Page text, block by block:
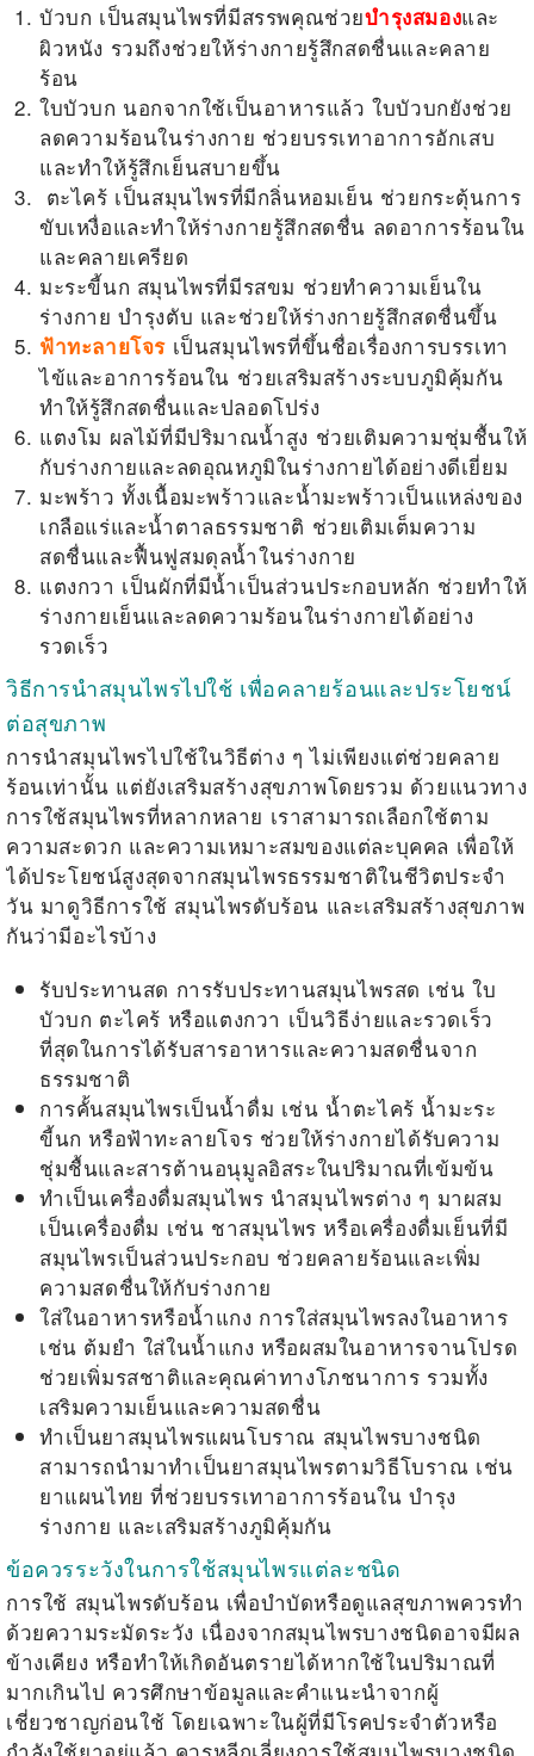
บัวบก เป็นสมุนไพรที่มีสรรพคุณช่วยบำรุงสมองและ
ผิวหนัง รวมถึงช่วยให้ร่างกายรู้สึกสดชื่นและคลาย
ร้อน
ใบบัวบก นอกจากใช้เป็นอาหารแล้ว ใบบัวบกยังช่วย
ลดความร้อนในร่างกาย ช่วยบรรเทาอาการอักเสบ
และทำให้รู้สึกเย็นสบายขึ้น
ตะไคร้ เป็นสมุนไพรที่มีกลิ่นหอมเย็น ช่วยกระตุ้นการ
ขับเหงื่อและทำให้ร่างกายรู้สึกสดชื่น ลดอาการร้อนใน
และคลายเครียด
มะระขี้นก สมุนไพรที่มีรสขม ช่วยทำความเย็นใน
ร่างกาย บำรุงตับ และช่วยให้ร่างกายรู้สึกสดชื่นขึ้น
ฟ้าทะลายโจร เป็นสมุนไพรที่ขึ้นชื่อเรื่องการบรรเทา
ไข้และอาการร้อนใน ช่วยเสริมสร้างระบบภูมิคุ้มกัน
ทำให้รู้สึกสดชื่นและปลอดโปร่ง
แตงโม ผลไม้ที่มีปริมาณน้ำสูง ช่วยเติมความชุ่มชื้นให้
กับร่างกายและลดอุณหภูมิในร่างกายได้อย่างดีเยี่ยม
มะพร้าว ทั้งเนื้อมะพร้าวและน้ำมะพร้าวเป็นแหล่งของ
เกลือแร่และน้ำตาลธรรมชาติ ช่วยเติมเต็มความ
สดชื่นและฟื้นฟูสมดุลน้ำในร่างกาย
แตงกวา เป็นผักที่มีน้ำเป็นส่วนประกอบหลัก ช่วยทำให้
ร่างกายเย็นและลดความร้อนในร่างกายได้อย่าง
รวดเร็ว
วิธีการนำสมุนไพรไปใช้ เพื่อคลายร้อนและประโยชน์
ต่อสุขภาพ
การนำสมุนไพรไปใช้ในวิธีต่าง ๆ ไม่เพียงแต่ช่วยคลาย
ร้อนเท่านั้น แต่ยังเสริมสร้างสุขภาพโดยรวม ด้วยแนวทาง
การใช้สมุนไพรที่หลากหลาย เราสามารถเลือกใช้ตาม
ความสะดวก และความเหมาะสมของแต่ละบุคคล เพื่อให้
ได้ประโยชน์สูงสุดจากสมุนไพรธรรมชาติในชีวิตประจำ
วัน มาดูวิธีการใช้ สมุนไพรดับร้อน และเสริมสร้างสุขภาพ
กันว่ามีอะไรบ้าง
รับประทานสด การรับประทานสมุนไพรสด เช่น ใบ
บัวบก ตะไคร้ หรือแตงกวา เป็นวิธีง่ายและรวดเร็ว
ที่สุดในการได้รับสารอาหารและความสดชื่นจาก
ธรรมชาติ
การคั้นสมุนไพรเป็นน้ำดื่ม เช่น น้ำตะไคร้ น้ำมะระ
ขี้นก หรือฟ้าทะลายโจร ช่วยให้ร่างกายได้รับความ
ชุ่มชื้นและสารต้านอนุมูลอิสระในปริมาณที่เข้มข้น
ทำเป็นเครื่องดื่มสมุนไพร นำสมุนไพรต่าง ๆ มาผสม
เป็นเครื่องดื่ม เช่น ชาสมุนไพร หรือเครื่องดื่มเย็นที่มี
สมุนไพรเป็นส่วนประกอบ ช่วยคลายร้อนและเพิ่ม
ความสดชื่นให้กับร่างกาย
ใส่ในอาหารหรือน้ำแกง การใส่สมุนไพรลงในอาหาร
เช่น ต้มยำ ใส่ในน้ำแกง หรือผสมในอาหารจานโปรด
ช่วยเพิ่มรสชาติและคุณค่าทางโภชนาการ รวมทั้ง
เสริมความเย็นและความสดชื่น
ทำเป็นยาสมุนไพรแผนโบราณ สมุนไพรบางชนิด
สามารถนำมาทำเป็นยาสมุนไพรตามวิธีโบราณ เช่น
ยาแผนไทย ที่ช่วยบรรเทาอาการร้อนใน บำรุง
ร่างกาย และเสริมสร้างภูมิคุ้มกัน
ข้อควรระวังในการใช้สมุนไพรแต่ละชนิด
การใช้ สมุนไพรดับร้อน เพื่อบำบัดหรือดูแลสุขภาพควรทำ
ด้วยความระมัดระวัง เนื่องจากสมุนไพรบางชนิดอาจมีผล
ข้างเคียง หรือทำให้เกิดอันตรายได้หากใช้ในปริมาณที่
มากเกินไป ควรศึกษาข้อมูลและคำแนะนำจากผู้
เชี่ยวชาญก่อนใช้ โดยเฉพาะในผู้ที่มีโรคประจำตัวหรือ